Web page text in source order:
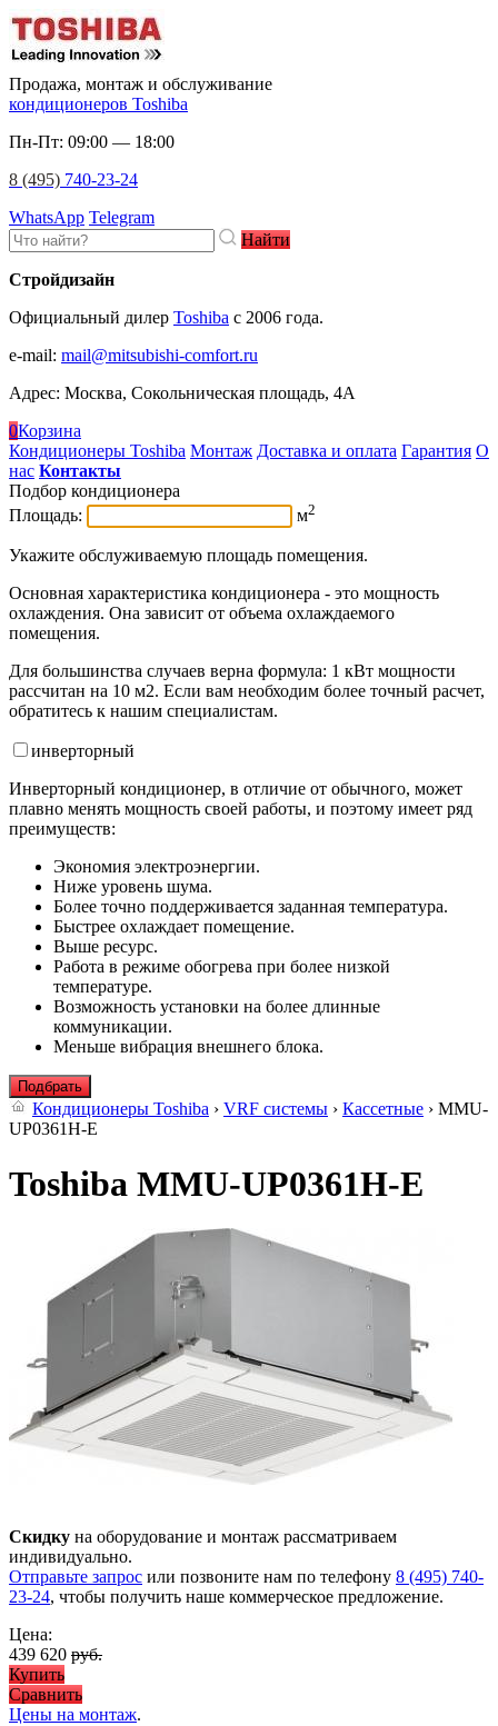
Продажа, монтаж и обслуживание
кондиционеров Toshiba
Пн-Пт: 09:00 — 18:00
8 (495) 740-23-24
WhatsApp Telegram
Найти
Стройдизайн
Официальный дилер Toshiba c 2006 года.
e-mail: mail@mitsubishi-comfort.ru
Адрес: Москва, Сокольническая площадь, 4А
0Корзина
Кондиционеры Toshiba Монтаж Доставка и оплата Гарантия О
нас Контакты
Подбор кондиционера
Площадь:
м2
Укажите обслуживаемую площадь помещения.
Основная характеристика кондиционера - это мощность
охлаждения. Она зависит от объема охлаждаемого
помещения.
Для большинства случаев верна формула: 1 кВт мощности
рассчитан на 10 м2. Если вам необходим более точный расчет,
обратитесь к нашим специалистам.
инверторный
Инверторный кондиционер, в отличие от обычного, может
плавно менять мощность своей работы, и поэтому имеет ряд
преимуществ:
Экономия электроэнергии.
Ниже уровень шума.
Более точно поддерживается заданная температура.
Быстрее охлаждает помещение.
Выше ресурс.
Работа в режиме обогрева при более низкой
температуре.
Возможность установки на более длинные
коммуникации.
Меньше вибрация внешнего блока.
Подбрать
Кондиционеры Toshiba › VRF системы › Кассетные › MMU-
UP0361H-E
Toshiba MMU-UP0361H-E
Скидку на оборудование и монтаж рассматриваем
индивидуально.
Отправьте запрос или позвоните нам по телефону 8 (495) 740-
23-24, чтобы получить наше коммерческое предложение.
Цена:
439 620 руб.
Купить
Сравнить
Цены на монтаж.